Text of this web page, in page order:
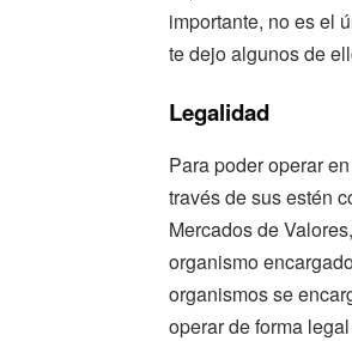
importante, no es el
te dejo algunos de
Legalidad
Para poder operar
través de sus estén
Mercados de
organismo
organismos se
operar de forma